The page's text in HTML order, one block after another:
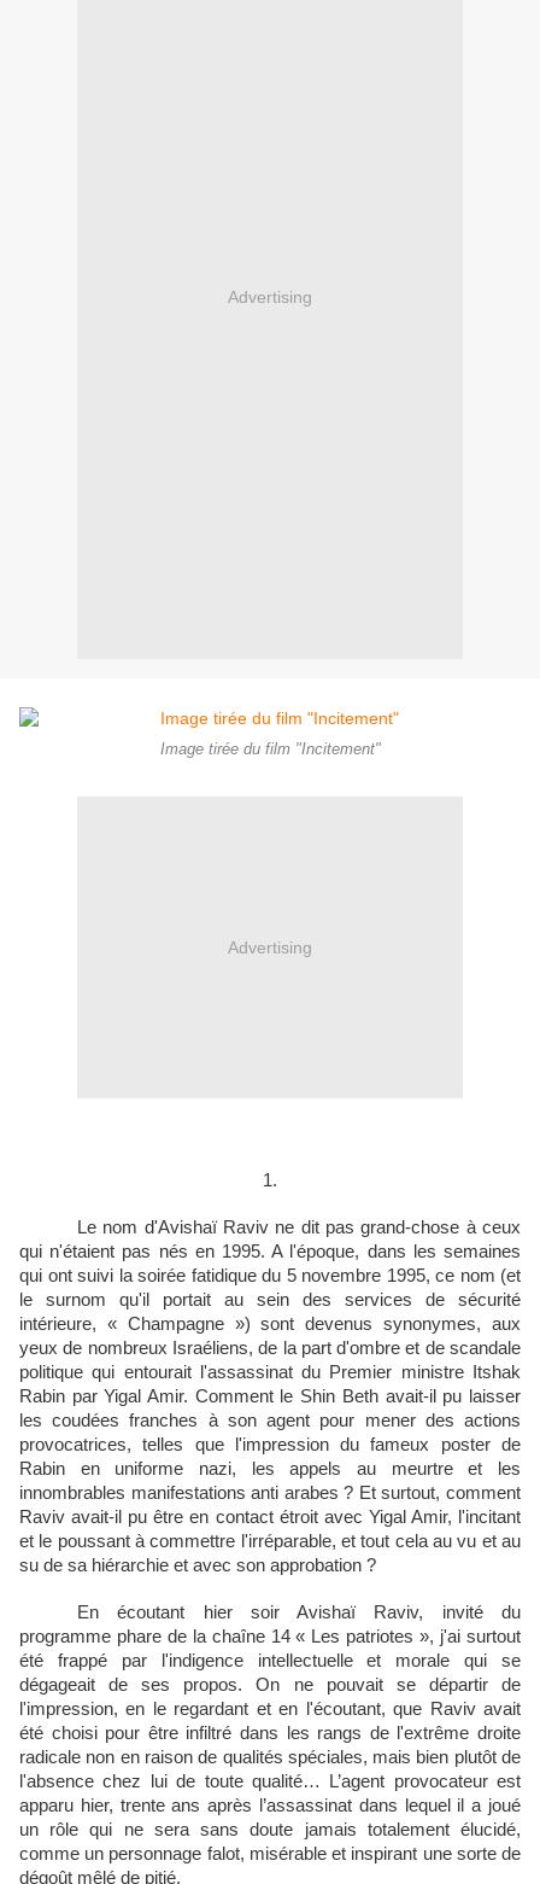
Advertising
Image tirée du film "Incitement"
Advertising
1.
Le nom d'Avishaï Raviv ne dit pas grand-chose à ceux
qui n'étaient pas nés en 1995. A l'époque, dans les semaines
qui ont suivi la soirée fatidique du 5 novembre 1995, ce nom (et
le surnom qu'il portait au sein des services de sécurité
intérieure, « Champagne ») sont devenus synonymes, aux
yeux de nombreux Israéliens, de la part d'ombre et de scandale
politique qui entourait l'assassinat du Premier ministre Itshak
Rabin par Yigal Amir. Comment le Shin Beth avait-il pu laisser
les coudées franches à son agent pour mener des actions
provocatrices, telles que l'impression du fameux poster de
Rabin en uniforme nazi, les appels au meurtre et les
innombrables manifestations anti arabes ? Et surtout, comment
Raviv avait-il pu être en contact étroit avec Yigal Amir, l'incitant
et le poussant à commettre l'irréparable, et tout cela au vu et au
su de sa hiérarchie et avec son approbation ?
En écoutant hier soir Avishaï Raviv, invité du
programme phare de la chaîne 14 « Les patriotes », j'ai surtout
été frappé par l'indigence intellectuelle et morale qui se
dégageait de ses propos. On ne pouvait se départir de
l'impression, en le regardant et en l'écoutant, que Raviv avait
été choisi pour être infiltré dans les rangs de l'extrême droite
radicale non en raison de qualités spéciales, mais bien plutôt de
l'absence chez lui de toute qualité… L’agent provocateur est
apparu hier, trente ans après l’assassinat dans lequel il a joué
un rôle qui ne sera sans doute jamais totalement élucidé,
comme un personnage falot, misérable et inspirant une sorte de
dégoût mêlé de pitié.